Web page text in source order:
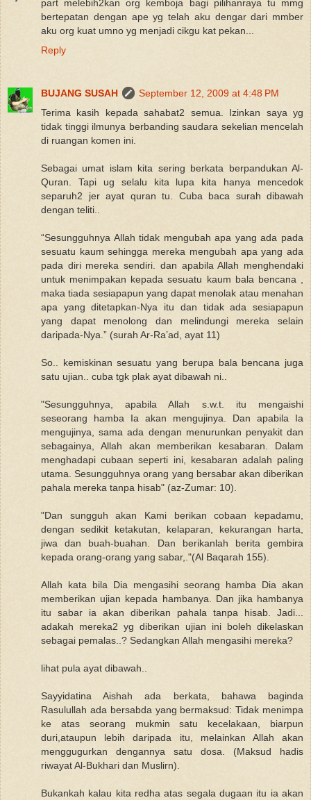
part melebih2kan org kemboja bagi pilihanraya tu mmg
bertepatan dengan ape yg telah aku dengar dari mmber
aku org kuat umno yg menjadi cikgu kat pekan...
Reply
BUJANG SUSAH
September 12, 2009 at 4:48 PM
Terima kasih kepada sahabat2 semua. Izinkan saya yg
tidak tinggi ilmunya berbanding saudara sekelian mencelah
di ruangan komen ini.
Sebagai umat islam kita sering berkata berpandukan Al-
Quran. Tapi ug selalu kita lupa kita hanya mencedok
separuh2 jer ayat quran tu. Cuba baca surah dibawah
dengan teliti..
“Sesungguhnya Allah tidak mengubah apa yang ada pada
sesuatu kaum sehingga mereka mengubah apa yang ada
pada diri mereka sendiri. dan apabila Allah menghendaki
untuk menimpakan kepada sesuatu kaum bala bencana ,
maka tiada sesiapapun yang dapat menolak atau menahan
apa yang ditetapkan-Nya itu dan tidak ada sesiapapun
yang dapat menolong dan melindungi mereka selain
daripada-Nya.” (surah Ar-Ra’ad, ayat 11)
So.. kemiskinan sesuatu yang berupa bala bencana juga
satu ujian.. cuba tgk plak ayat dibawah ni..
"Sesungguhnya, apabila Allah s.w.t. itu mengaishi
seseorang hamba Ia akan mengujinya. Dan apabila Ia
mengujinya, sama ada dengan menurunkan penyakit dan
sebagainya, Allah akan memberikan kesabaran. Dalam
menghadapi cubaan seperti ini, kesabaran adalah paling
utama. Sesungguhnya orang yang bersabar akan diberikan
pahala mereka tanpa hisab" (az-Zumar: 10).
"Dan sungguh akan Kami berikan cobaan kepadamu,
dengan sedikit ketakutan, kelaparan, kekurangan harta,
jiwa dan buah-buahan. Dan berikanlah berita gembira
kepada orang-orang yang sabar,."(Al Baqarah 155).
Allah kata bila Dia mengasihi seorang hamba Dia akan
memberikan ujian kepada hambanya. Dan jika hambanya
itu sabar ia akan diberikan pahala tanpa hisab. Jadi...
adakah mereka2 yg diberikan ujian ini boleh dikelaskan
sebagai pemalas..? Sedangkan Allah mengasihi mereka?
lihat pula ayat dibawah..
Sayyidatina Aishah ada berkata, bahawa baginda
Rasulullah ada bersabda yang bermaksud: Tidak menimpa
ke atas seorang mukmin satu kecelakaan, biarpun
duri,ataupun lebih daripada itu, melainkan Allah akan
menggugurkan dengannya satu dosa. (Maksud hadis
riwayat Al-Bukhari dan Muslirn).
Bukankah kalau kita redha atas segala dugaan itu ia akan